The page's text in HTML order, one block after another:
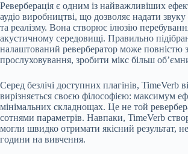
Реверберація є одним із найважливіших
аудіо виробництві, що дозволяє надати
та реалізму. Вона створює ілюзію
акустичному середовищі. Правильно
налаштований ревербератор може повністю
прослуховування, зробити мікс більш
Серед безлічі доступних плагінів, TimeVerb
вирізняється своєю філософією: максимум
мінімальних складнощах. Це не той
сотнями параметрів. Навпаки, TimeVerb
могли швидко отримати якісний результат,
години на вивчення.